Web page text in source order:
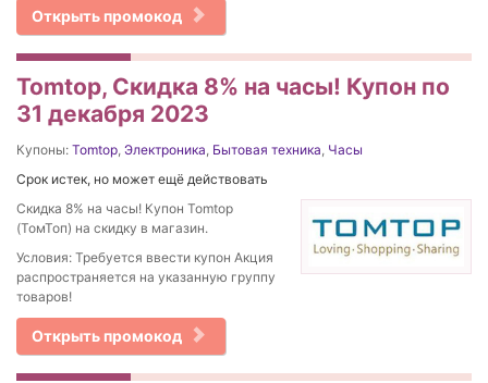
Открыть промокод
Tomtop, Скидка 8% на часы! Купон по
31 декабря 2023
Купоны: Tomtop, Электроника, Бытовая техника, Часы
Срок истек, но может ещё действовать
Скидка 8% на часы! Купон Tomtop
(ТомТоп) на скидку в магазин.
Условия: Требуется ввести купон Акция
распространяется на указанную группу
товаров!
Открыть промокод